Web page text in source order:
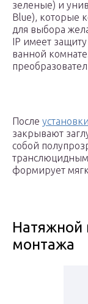
зеленые) и
Blue), которые
для выбора
IP имеет
ванной
После
закрывают
собой
формирует
Натяжной
монтажа